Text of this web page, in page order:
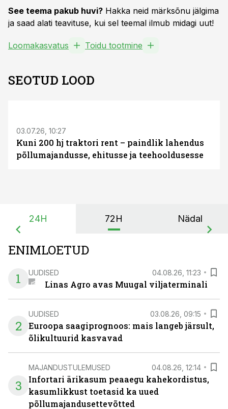
See teema pakub huvi? Hakka neid märksõnu jälgima
ja saad alati teavituse, kui sel teemal ilmub midagi uut!
Loomakasvatus Toidu tootmine
SEOTUD LOOD
03.07.26, 10:27
Kuni 200 hj traktori rent – paindlik lahendus
põllumajandusse, ehitusse ja teehooldusesse
24H 72H Nädal
ENIMLOETUD
1
UUDISED 04.08.26, 11:23
Linas Agro avas Muugal viljaterminali
2
UUDISED 03.08.26, 09:15
Euroopa saagiprognoos: mais langeb järsult,
õlikultuurid kasvavad
3
MAJANDUSTULEMUSED 04.08.26, 12:14
Infortari ärikasum peaaegu kahekordistus,
kasumlikkust toetasid ka uued
põllumajandusettevõtted